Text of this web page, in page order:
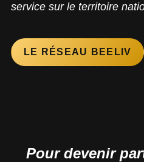
service sur le territoire
LE RÉSEAU BEELIV
Pour devenir